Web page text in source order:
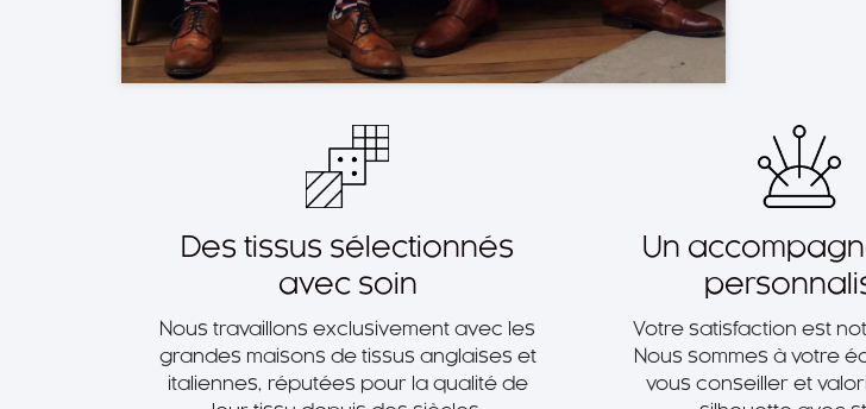
Des tissus sélectionnés
avec soin
Nous travaillons exclusivement avec les
grandes maisons de tissus anglaises et
italiennes, réputées pour la qualité de
Un
Votre satisfaction est
Nous sommes à votre
vous conseiller et